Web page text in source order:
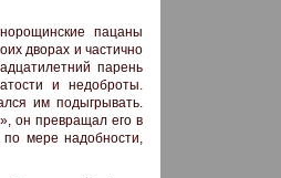
пацаны
дворах и частично
парень
и недоброты.
им подыгрывать.
он превращал его в
мере надобности,